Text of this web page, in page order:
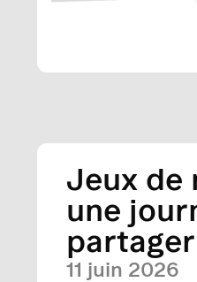
Jeux de
une
partager
11 juin 2026